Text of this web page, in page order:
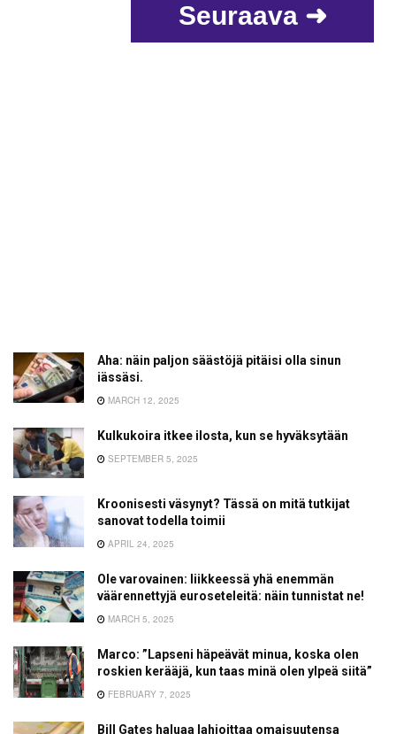
Seuraava ➜
Aha: näin paljon säästöjä pitäisi olla sinun
iässäsi.
MARCH 12, 2025
Kulkukoira itkee ilosta, kun se hyväksytään
SEPTEMBER 5, 2025
Kroonisesti väsynyt? Tässä on mitä tutkijat
sanovat todella toimii
APRIL 24, 2025
Ole varovainen: liikkeessä yhä enemmän
väärennettyjä euroseteleitä: näin tunnistat ne!
MARCH 5, 2025
Marco: ”Lapseni häpeävät minua, koska olen
roskien kerääjä, kun taas minä olen ylpeä siitä”
FEBRUARY 7, 2025
Bill Gates haluaa lahjoittaa omaisuutensa